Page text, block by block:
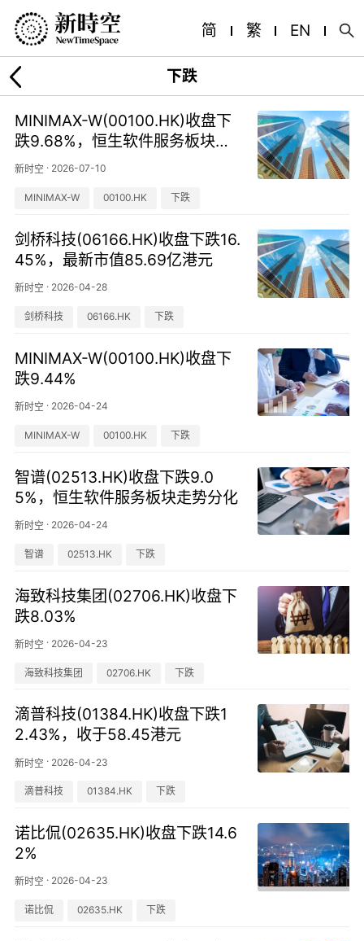
简 繁 EN
下跌
MINIMAX-W(00100.HK)收盘下
跌9.68%，恒生软件服务板块走
势分化
新时空 · 2026-07-10
MINIMAX-W 00100.HK 下跌
剑桥科技(06166.HK)收盘下跌16.
45%，最新市值85.69亿港元
新时空 · 2026-04-28
剑桥科技 06166.HK 下跌
MINIMAX-W(00100.HK)收盘下
跌9.44%
新时空 · 2026-04-24
MINIMAX-W 00100.HK 下跌
智谱(02513.HK)收盘下跌9.0
5%，恒生软件服务板块走势分化
新时空 · 2026-04-24
智谱 02513.HK 下跌
海致科技集团(02706.HK)收盘下
跌8.03%
新时空 · 2026-04-23
海致科技集团 02706.HK 下跌
滴普科技(01384.HK)收盘下跌1
2.43%，收于58.45港元
新时空 · 2026-04-23
滴普科技 01384.HK 下跌
诺比侃(02635.HK)收盘下跌14.6
2%
新时空 · 2026-04-23
诺比侃 02635.HK 下跌